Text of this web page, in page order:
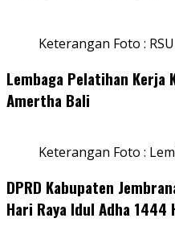
Keterangan Foto :
Lembaga Pelatihan Kerja
Amertha Bali
Keterangan Foto :
DPRD Kabupaten
Hari Raya Idul Adha 1444